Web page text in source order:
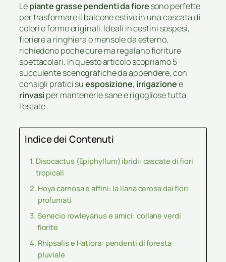
Lepiante grasse pendenti da fiore sono perfette
per trasformare il balcone estivo in una cascata di
colori e forme originali. Ideali in cestini sospesi,
fioriere a ringhiera o mensole da esterno,
richiedono poche cure ma regalano fioriture
spettacolari. In questo articolo scopriamo 5
succulente scenografiche da appendere, con
consigli pratici suesposizione, irrigazionee
rinvasi per mantenerle sane e rigogliose tutta
l’estate.
Indice dei Contenuti
Disocactus (Epiphyllum) ibridi: cascate di fiori
tropicali
Hoya carnosa e affini: la liana cerosa dai fiori
profumati
Senecio rowleyanus e amici: collane verdi
fiorite
Rhipsalis e Hatiora: pendenti di foresta
pluviale